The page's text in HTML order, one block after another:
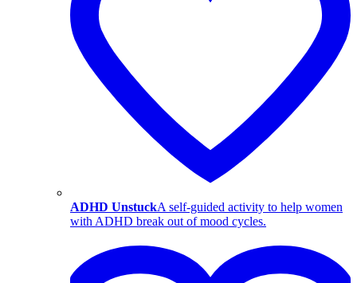
ADHD UnstuckA self-guided activity to help women
with ADHD break out of mood cycles.